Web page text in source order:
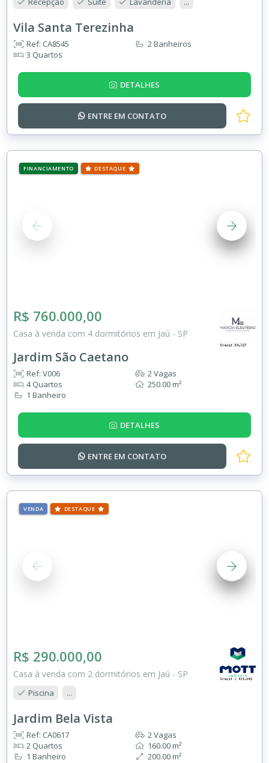
Vila Santa Terezinha
Ref: CA8545
3 Quartos
2 Banheiros
DETALHES
ENTRE EM CONTATO
FINANCIAMENTO DESTAQUE
R$ 760.000,00
Casa à venda com 4 dormitórios em Jaú - SP
Jardim São Caetano
Ref: V006
4 Quartos
1 Banheiro
2 Vagas
250.00 m²
DETALHES
ENTRE EM CONTATO
VENDA DESTAQUE
R$ 290.000,00
Casa à venda com 2 dormitórios em Jaú - SP
Piscina ...
Jardim Bela Vista
Ref: CA0617
2 Quartos
1 Banheiro
2 Vagas
160.00 m²
200.00 m²